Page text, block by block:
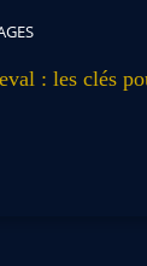
: les clés